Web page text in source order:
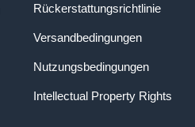
Rückerstattungsrichtlinie
Versandbedingungen
Nutzungsbedingungen
Intellectual Property Rights